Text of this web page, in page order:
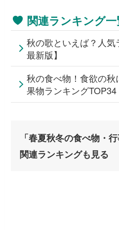
関連ランキング
秋の歌といえば？人
最新版】
秋の食べ物！食欲の秋
果物ランキングTOP34
「春夏秋冬の食べ物・
関連ランキングも見る